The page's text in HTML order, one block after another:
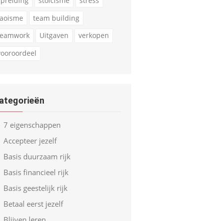
team building
Uitgaven
verkopen
7 eigenschappen
Accepteer jezelf
Basis duurzaam rijk
Basis financieel rijk
Basis geestelijk rijk
Betaal eerst jezelf